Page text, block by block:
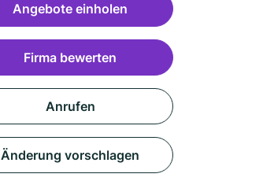
Angebote einholen
Firma bewerten
Anrufen
Änderung vorschlagen